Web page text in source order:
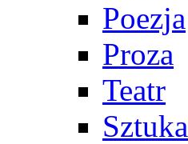
Poezja
Proza
Teatr
Sztuka